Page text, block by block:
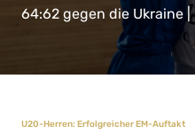
64:62 gegen die Ukraine
U20-Herren: Erfolgreicher EM-Auftakt